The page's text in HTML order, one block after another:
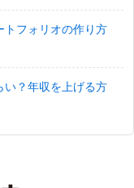
トフォリオの作り方
い？年収を上げる方